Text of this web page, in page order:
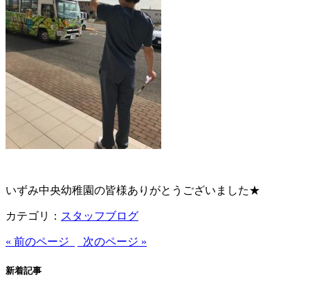
いずみ中央幼稚園の皆様ありがとうございました★
カテゴリ： スタッフブログ
« 前のページ 次のページ »
新着記事